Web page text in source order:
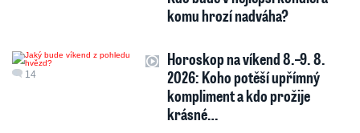
komu hrozí nadváha?
14
Horoskop na víkend 8.–9. 8.
2026: Koho potěší upřímný
kompliment a kdo prožije
krásné…